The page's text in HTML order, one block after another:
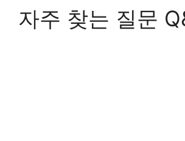
자주 찾는 질문